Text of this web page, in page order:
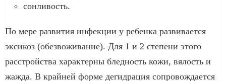
сонливость.
По мере развития инфекции у ребенка развивается
эксикоз (обезвоживание). Для 1 и 2 степени этого
расстройства характерны бледность кожи, вялость и
жажда. В крайней форме дегидрация сопровождается